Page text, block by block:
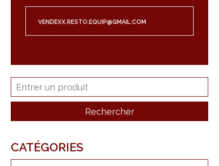
VENDEXX.RESTO.EQUIP@GMAIL.COM
CATÉGORIES